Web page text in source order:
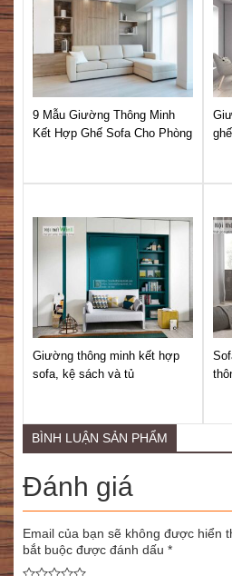
9 Mẫu Giường Thông Minh
Kết Hợp Ghế Sofa Cho Phòng
Giường thông minh kết hợp
sofa, kệ sách và tủ
BÌNH LUẬN SẢN PHẨM
Đánh giá
Email của bạn sẽ không được hiển
bắt buộc được đánh dấu *